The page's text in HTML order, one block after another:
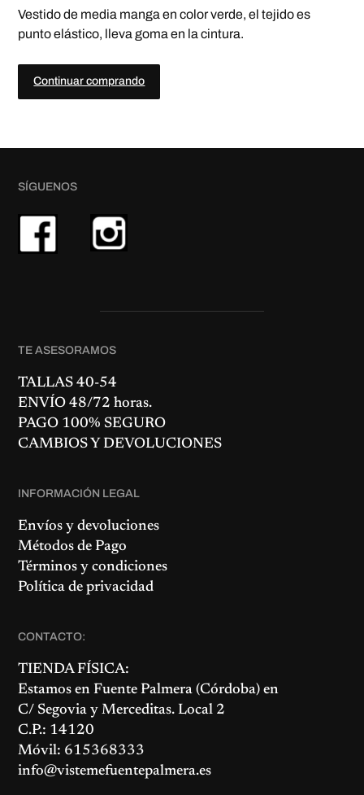
a
Vestido de media manga en color verde, el tejido es
punto elástico, lleva goma en la cintura.
Continuar comprando
SÍGUENOS
TE ASESORAMOS
TALLAS 40-54
ENVÍO 48/72 horas.
PAGO 100% SEGURO
CAMBIOS Y DEVOLUCIONES
INFORMACIÓN LEGAL
Envíos y devoluciones
Métodos de Pago
Términos y condiciones
Política de privacidad
CONTACTO:
TIENDA FÍSICA:
Estamos enFuente Palmera (Córdoba) en
C/ Segovia y Merceditas. Local 2
C.P.: 14120
Móvil: 615368333
info@vistemefuentepalmera.es